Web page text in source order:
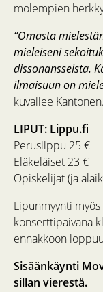
molempien
“Omasta
mieleiseni
dissonansseista.
ilmaisuun on
kuvailee Kantonen.
LIPUT: Lippu.fi
Peruslippu 25 €
Eläkeläiset 23 €
Opiskelijat (ja
Lipunmyynti
konserttipäivänä
ennakkoon
Sisäänkäynti
sillan vierestä.